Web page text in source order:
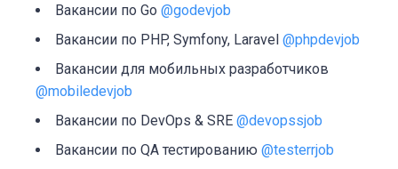
Вакансии по Go @godevjob
Вакансии по PHP, Symfony, Laravel @phpdevjob
Вакансии для мобильных разработчиков
@mobiledevjob
Вакансии по DevOps & SRE @devopssjob
Вакансии по QA тестированию @testerrjob